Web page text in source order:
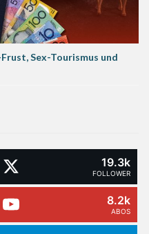
Sex-Tourismus und
19.3k
FOLLOWER
8.2k
ABOS